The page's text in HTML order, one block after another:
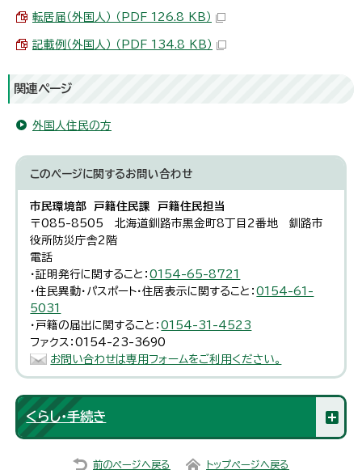
転居届（外国人） （PDF 126.8 KB）
記載例（外国人） （PDF 134.8 KB）
関連ページ
外国人住民の方
このページに関するお問い合わせ
市民環境部 戸籍住民課 戸籍住民担当
〒085-8505 北海道釧路市黒金町8丁目2番地 釧路市
役所防災庁舎2階
電話
・証明発行に関すること：0154-65-8721
・住民異動・パスポート・住居表示に関すること：0154-61-
5031
・戸籍の届出に関すること：0154-31-4523
ファクス：0154-23-3690
お問い合わせは専用フォームをご利用ください。
くらし・手続き
前のページへ戻る トップページへ戻る